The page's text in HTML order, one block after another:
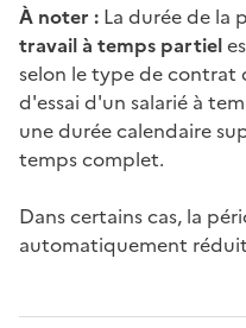
À noter : La durée de la
travail à temps partiel
selon le type de contrat
d'essai d'un salarié à
une durée calendaire
temps complet.
Dans certains cas, la
automatiquement